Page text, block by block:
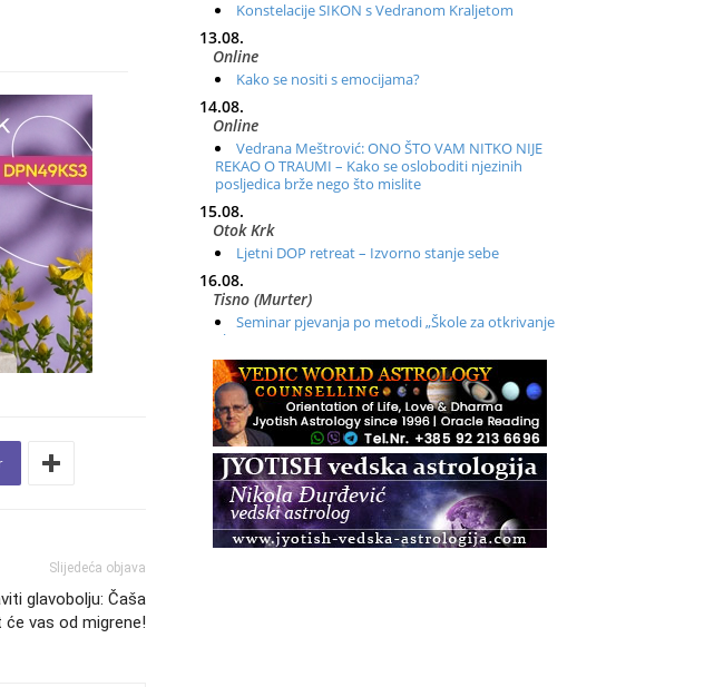
Slijedeća objava
glavobolju: Čaša
vas od migrene!
Konstelacije SIKON s Vedranom Kraljetom
13.08.
Online
Kako se nositi s emocijama?
14.08.
Online
Vedrana Meštrović: ONO ŠTO VAM NITKO NIJE
REKAO O TRAUMI – Kako se osloboditi njezinih
posljedica brže nego što mislite
15.08.
Otok Krk
Ljetni DOP retreat – Izvorno stanje sebe
16.08.
Tisno (Murter)
Seminar pjevanja po metodi „Škole za otkrivanje
glasa“
20.08.
Online
Radionica: Pomagači iz drugih dimenzija Online –
otvoreno za sve
21.08.
Zagreb+Online
Osnovni ThetaHealing® tečaj, Zagreb i Online
22.08.
Pula